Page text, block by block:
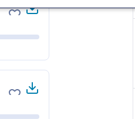
Ajouter aux favoris
Télécharger
Ajouter aux favoris